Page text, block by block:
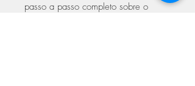
passo a passo completo sobre o